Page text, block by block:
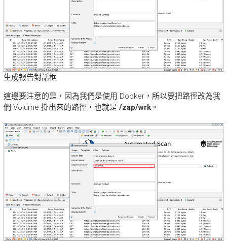
生成報告對話框
這邊要注意的是，因為我們是使用 Docker，所以要把路徑改為我
們 Volume 掛出來的路徑，也就是 /zap/wrk。